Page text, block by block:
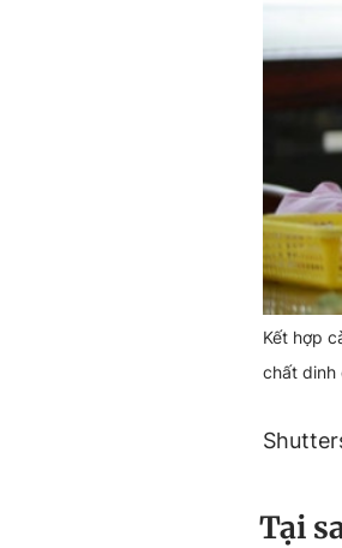
Kết hợp
chất dinh
Tại